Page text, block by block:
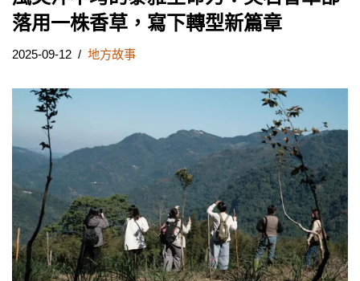
落用一株香草，寫下轉型新篇章
2025-09-12 地方故事